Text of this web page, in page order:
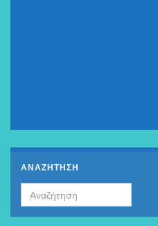
ΑΝΑΖΗΤΗΣΗ
Search for: